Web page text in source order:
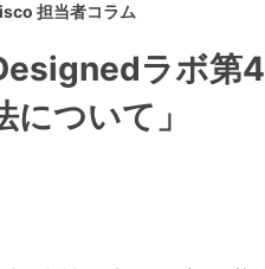
担当者コラム
ラボ第
について」